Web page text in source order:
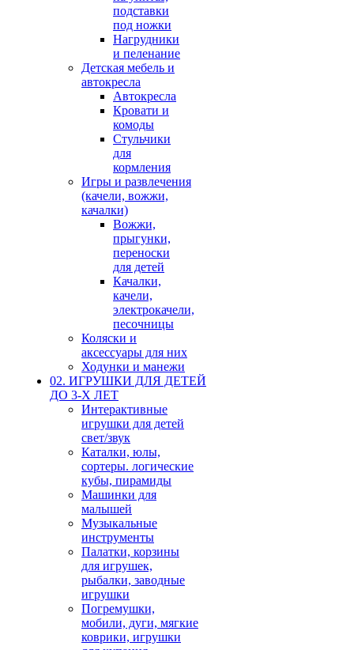
подставки
под ножки
Нагрудники
и пеленание
Детская мебель и
автокресла
Автокресла
Кровати и
комоды
Стульчики
для
кормления
Игры и развлечения
(качели, вожжи,
качалки)
Вожжи,
прыгунки,
переноски
для детей
Качалки,
качели,
электрокачели,
песочницы
Коляски и
аксессуары для них
Ходунки и манежи
02. ИГРУШКИ ДЛЯ ДЕТЕЙ
ДО 3-Х ЛЕТ
Интерактивные
игрушки для детей
свет/звук
Каталки, юлы,
сортеры. логические
кубы, пирамиды
Машинки для
малышей
Музыкальные
инструменты
Палатки, корзины
для игрушек,
рыбалки, заводные
игрушки
Погремушки,
мобили, дуги, мягкие
коврики, игрушки